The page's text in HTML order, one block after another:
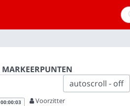
MARKEERPUNTEN
autoscroll - off
00:00:03 Voorzitter